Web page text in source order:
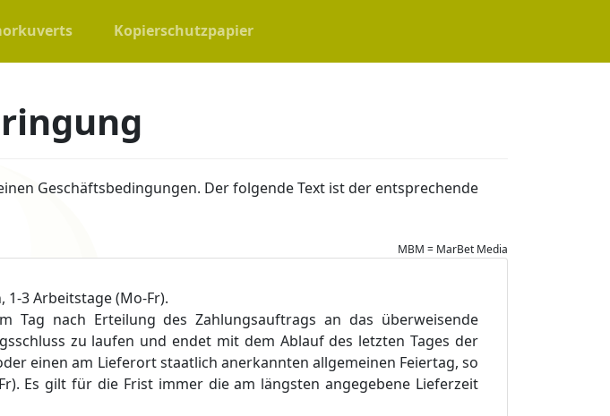
Kopierschutzpapier
Geschäftsbedingungen. Der folgende Text ist der entsprechende
MBM = MarBet Media
3 Arbeitstage (Mo-Fr).
nach Erteilung des Zahlungsauftrags an das überweisende
zu laufen und endet mit dem Ablauf des letzten Tages der
einen am Lieferort staatlich anerkannten allgemeinen Feiertag, so
Es gilt für die Frist immer die am längsten angegebene Lieferzeit